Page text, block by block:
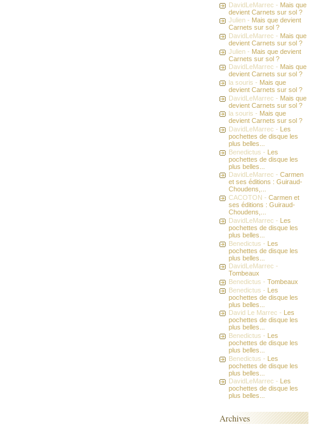
DavidLeMarrec - Mais que
devient Carnets sur sol ?
Julien - Mais que devient
Carnets sur sol ?
DavidLeMarrec - Mais que
devient Carnets sur sol ?
Julien - Mais que devient
Carnets sur sol ?
DavidLeMarrec - Mais que
devient Carnets sur sol ?
la souris - Mais que
devient Carnets sur sol ?
DavidLeMarrec - Mais que
devient Carnets sur sol ?
la souris - Mais que
devient Carnets sur sol ?
DavidLeMarrec - Les
pochettes de disque les
plus belles...
Benedictus - Les
pochettes de disque les
plus belles...
DavidLeMarrec -Carmen
et ses éditions : Guiraud-
Choudens,...
CACOTON -Carmen et
ses éditions : Guiraud-
Choudens,...
DavidLeMarrec - Les
pochettes de disque les
plus belles...
Benedictus - Les
pochettes de disque les
plus belles...
DavidLeMarrec -
Tombeaux
Benedictus -Tombeaux
Benedictus - Les
pochettes de disque les
plus belles...
David Le Marrec -
Les
pochettes de disque les
plus belles...
Benedictus - Les
pochettes de disque les
plus belles...
Benedictus - Les
pochettes de disque les
plus belles...
DavidLeMarrec -
Les
pochettes de disque les
plus belles...
Archives